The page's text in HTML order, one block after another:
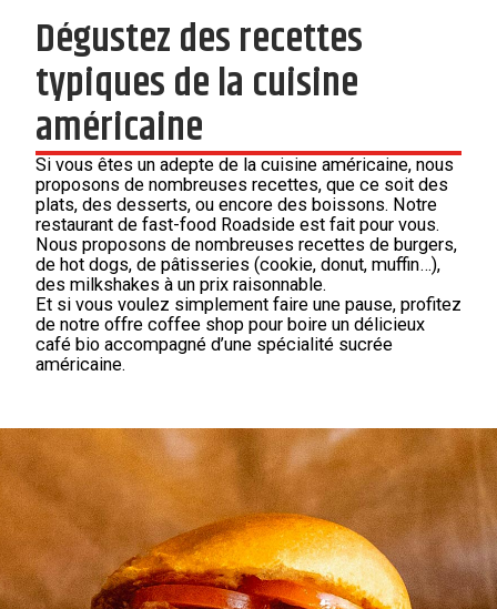
Dégustez des recettes
typiques de la cuisine
américaine
Si vous êtes un adepte de la cuisine américaine, nous
proposons de nombreuses recettes, que ce soit des
plats, des desserts, ou encore des boissons. Notre
restaurant de fast-food Roadside est fait pour vous.
Nous proposons de nombreuses recettes de burgers,
de hot dogs, de pâtisseries (cookie, donut, muffin…),
des milkshakes à un prix raisonnable.
Et si vous voulez simplement faire une pause, profitez
de notre offre coffee shop pour boire un délicieux
café bio accompagné d’une spécialité sucrée
américaine.